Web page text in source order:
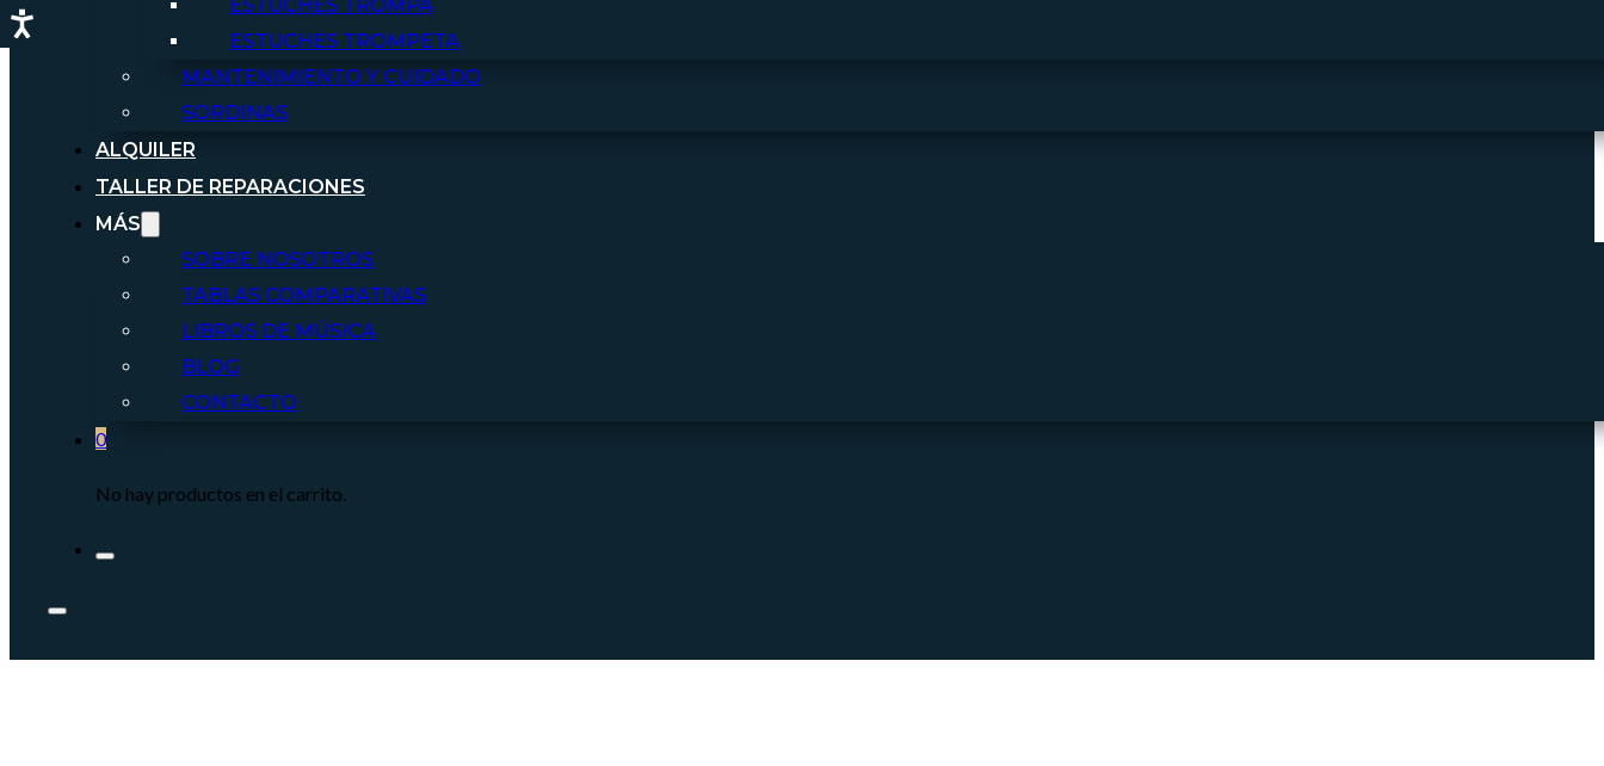
ESTUCHES TROMPA
ESTUCHES TROMPETA
MANTENIMIENTO Y CUIDADO
SORDINAS
ALQUILER
TALLER DE REPARACIONES
MÁS
SOBRE NOSOTROS
TABLAS COMPARATIVAS
LIBROS DE MÚSICA
BLOG
CONTACTO
0
No hay productos en el carrito.